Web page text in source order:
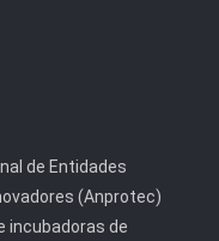
de Entidades
(Anprotec)
incubadoras de